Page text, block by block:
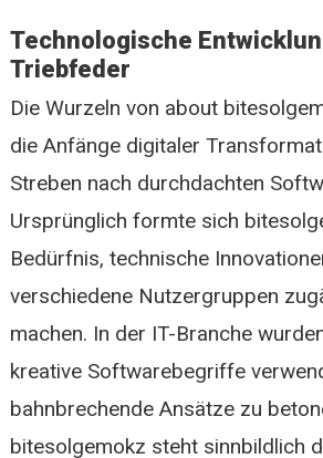
Technologische
Triebfeder
Die Wurzeln von about
die Anfänge digitaler
Streben nach durchdachten
Ursprünglich formte sich
Bedürfnis, technische
verschiedene Nutzergruppen
machen. In der IT-Branche
kreative Softwarebegriffe
bahnbrechende Ansätze zu
bitesolgemokz steht sinnbildlich